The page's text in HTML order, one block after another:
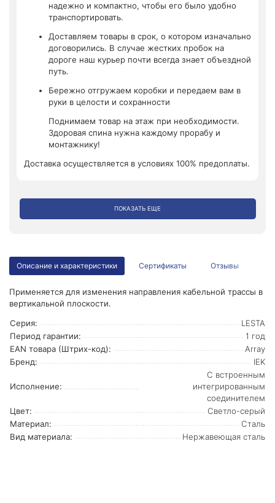
надежно и компактно, чтобы его было удобно
транспортировать.
Доставляем товары в срок, о котором изначально
договорились. В случае жестких пробок на
дороге наш курьер почти всегда знает объездной
путь.
Бережно отгружаем коробки и передаем вам в
руки в целости и сохранности
Поднимаем товар на этаж при необходимости.
Здоровая спина нужна каждому прорабу и
монтажнику!
Доставка осуществляется в условиях 100% предоплаты.
ПОКАЗАТЬ ЕЩЕ
Описание и характеристики Сертификаты Отзывы
Применяется для изменения направления кабельной трассы в
вертикальной плоскости.
Серия:
LESTA
Период гарантии:
1 год
EAN товара (Штрих-код):
Array
Бренд:
IEK
Исполнение:
С встроенным
интегрированным
соединителем
Цвет:
Светло-серый
Материал:
Сталь
Вид материала:
Нержавеющая сталь